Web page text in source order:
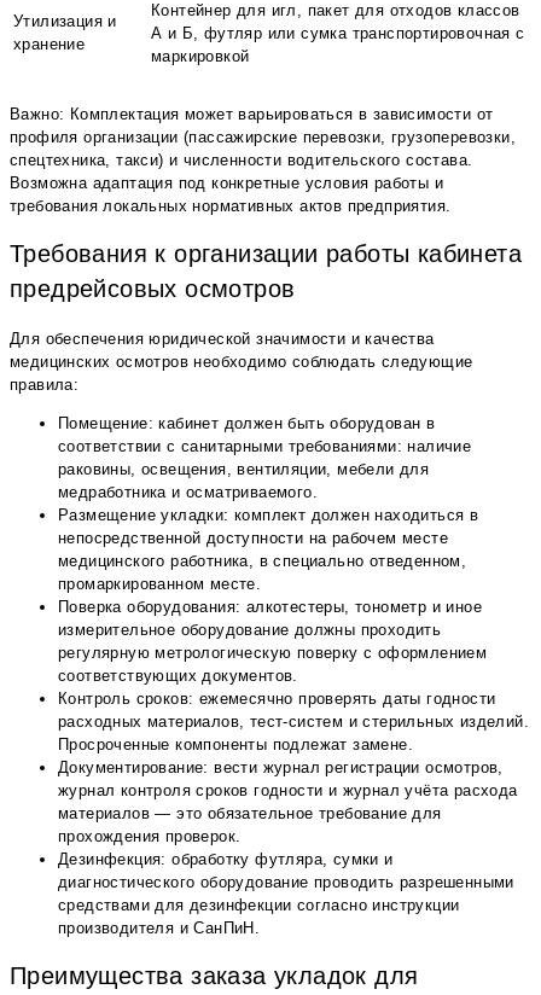
Утилизация и
хранение
Контейнер для игл, пакет для отходов классов
А и Б, футляр или сумка транспортировочная с
маркировкой
Важно: Комплектация может варьироваться в зависимости от
профиля организации (пассажирские перевозки, грузоперевозки,
спецтехника, такси) и численности водительского состава.
Возможна адаптация под конкретные условия работы и
требования локальных нормативных актов предприятия.
Требования к организации работы кабинета
предрейсовых осмотров
Для обеспечения юридической значимости и качества
медицинских осмотров необходимо соблюдать следующие
правила:
Помещение: кабинет должен быть оборудован в
соответствии с санитарными требованиями: наличие
раковины, освещения, вентиляции, мебели для
медработника и осматриваемого.
Размещение укладки: комплект должен находиться в
непосредственной доступности на рабочем месте
медицинского работника, в специально отведенном,
промаркированном месте.
Поверка оборудования: алкотестеры, тонометр и иное
измерительное оборудование должны проходить
регулярную метрологическую поверку с оформлением
соответствующих документов.
Контроль сроков: ежемесячно проверять даты годности
расходных материалов, тест-систем и стерильных изделий.
Просроченные компоненты подлежат замене.
Документирование: вести журнал регистрации осмотров,
журнал контроля сроков годности и журнал учёта расхода
материалов — это обязательное требование для
прохождения проверок.
Дезинфекция: обработку футляра, сумки и
диагностического оборудование проводить разрешенными
средствами для дезинфекции согласно инструкции
производителя и СанПиН.
Преимущества заказа укладок для